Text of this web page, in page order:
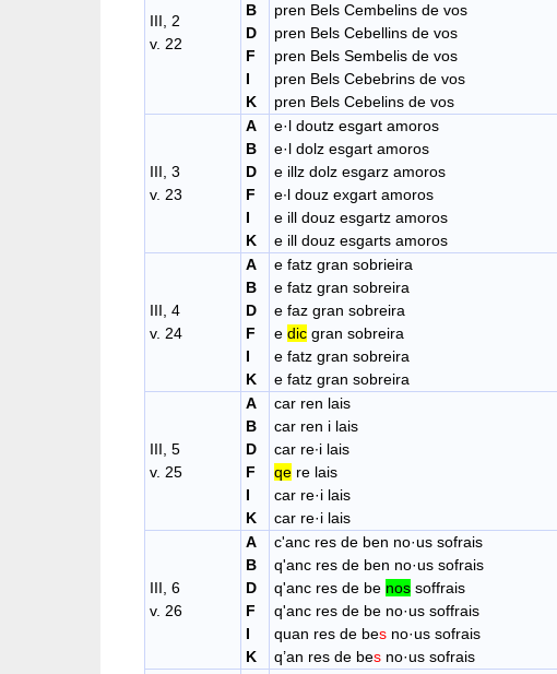
III, 2
v. 22
B
D
F
I
K
pren Bels Cembelins de vos
pren Bels Cebellins de vos
pren Bels Sembelis de vos
pren Bels Cebebrins de vos
pren Bels Cebelins de vos
III, 3
v. 23
A
B
D
F
I
K
e·l doutz esgart amoros
e·l dolz esgart amoros
e illz dolz esgarz amoros
e∙l douz exgart amoros
e ill douz esgartz amoros
e ill douz esgarts amoros
III, 4
v. 24
A
B
D
F
I
K
e fatz gran sobrieira
e fatz gran sobreira
e faz gran sobreira
e dic gran sobreira
e fatz gran sobreira
e fatz gran sobreira
III, 5
v. 25
A
B
D
F
I
K
car ren lais
car ren i lais
car re∙i lais
qe re lais
car re·i lais
car re·i lais
III, 6
v. 26
A
B
D
F
I
K
c'anc res de ben no·us sofrais
q'anc res de ben no·us sofrais
q'anc res de be nos soffrais
q'anc res de be no·us soffrais
quan res de bes no·us sofrais
q’an res de bes no·us sofrais